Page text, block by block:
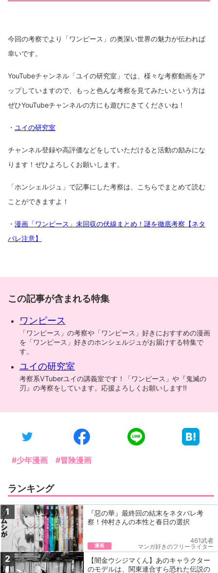
今回の考察でより「ワンピース」の奥深い世界の魅力が伝われば
幸いです。
YouTubeチャンネル「ユイの研究室」では、様々な考察動画をア
ップしていますので、もっと色んな考察を見てみたいという方は
ぜひYouTubeチャンネルの方にも遊びにきてくださいね！
・ ユイの研究室
チャンネル登録や高評価などをしていただけると活動の励みにな
ります！ぜひよろしくお願いします。
「ホンシェルジュ」で記事にした考察は、こちらでまとめて読む
ことができますよ！
・ 漫画「ワンピース」未回収の伏線まとめ！謎を徹底考察【ネタ
バレ注意】
この記事が含まれる特集
ワンピース
「ワンピース」の考察や「ワンピース」好きにおすすめの漫画
を「ワンピース」好きのホンシェルジュがお届けする特集で
す。
ユイの研究室
考察系VTuberユイの講義室です！「ワンピース」や『鬼滅の
刃』の考察をしています。応援よろしくお願いします!!
#少年漫画 #冒険漫画
ランキング
1
『惡の華』最終回の結末をネタバレ考
察！仲村さんの本性と春日の選択
漫画
461武者
マンガ好きのフリーライター
2
【闇金ウシジマくん】あのキャラクター
のモデルは、関東連合すら恐れた伝説の